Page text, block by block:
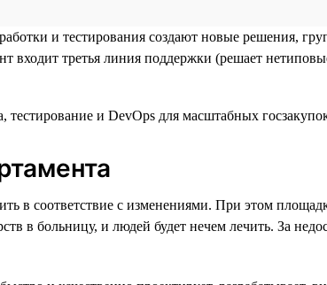
и тестирования создают новые решения,
входит третья линия поддержки (решает
в соответствие с изменениями. При этом
в больницу, и людей будет нечем лечить. За